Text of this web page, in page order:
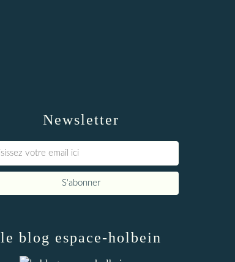
Newsletter
le blog espace-holbein